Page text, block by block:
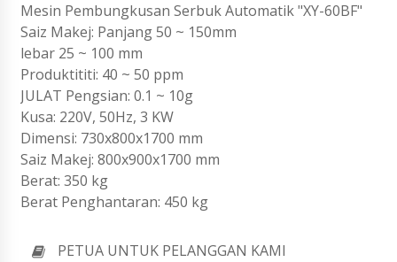
Mesin Pembungkusan Serbuk Automatik "XY-60BF"
Saiz Makej: Panjang 50 ~ 150mm
lebar 25 ~ 100 mm
Produktititi: 40 ~ 50 ppm
JULAT Pengsian: 0.1 ~ 10g
Kusa: 220V, 50Hz, 3 KW
Dimensi: 730x800x1700 mm
Saiz Makej: 800x900x1700 mm
Berat: 350 kg
Berat Penghantaran: 450 kg
PETUA UNTUK PELANGGAN KAMI